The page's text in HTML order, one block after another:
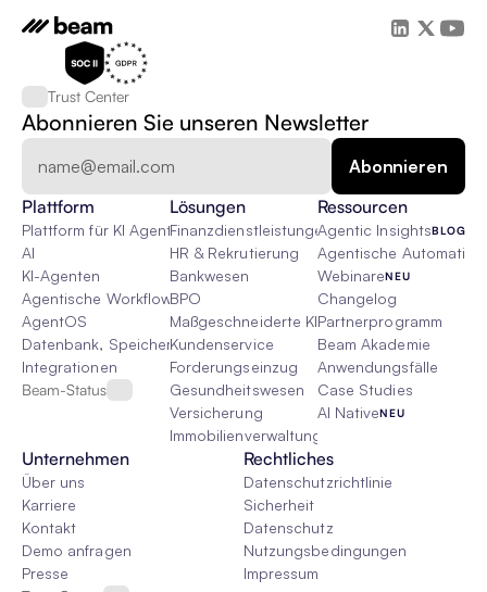
Trust Center
Abonnieren Sie unseren Newsletter
Plattform
Plattform für KI Agenten
AI
KI-Agenten
Agentische Workflows
AgentOS
Datenbank, Speicher & Rag
Integrationen
Beam-Status
Lösungen
Finanzdienstleistungen
HR & Rekrutierung
Bankwesen
BPO
Maßgeschneiderte KI-Lösungen
Kundenservice
Forderungseinzug
Gesundheitswesen
Versicherung
Immobilienverwaltung
Ressourcen
Agentic InsightsBLOG
Agentische
WebinareNEU
Changelog
Partnerprogramm
Beam Akademie
Anwendungsfälle
Case Studies
AI NativeNEU
Unternehmen
Über uns
Karriere
Kontakt
Demo anfragen
Presse
Rechtliches
Datenschutzrichtlinie
Sicherheit
Datenschutz
Nutzungsbedingungen
Impressum